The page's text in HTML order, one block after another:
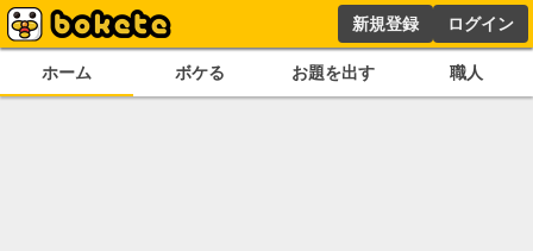
新規登録 ログイン
ホーム ボケる お題を出す 職人